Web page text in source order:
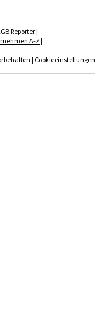
Reporter|
A-Z|
| Cookieeinstellungen